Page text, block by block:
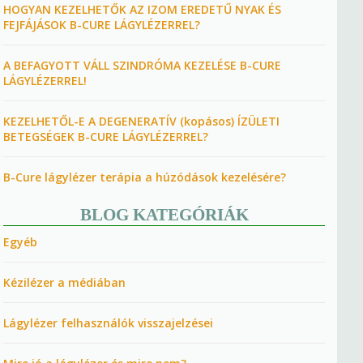
HOGYAN KEZELHETŐK AZ IZOM EREDETŰ NYAK ÉS
FEJFÁJÁSOK B-CURE LÁGYLÉZERREL?
A BEFAGYOTT VÁLL SZINDRÓMA KEZELÉSE B-CURE
LÁGYLÉZERREL!
KEZELHETŐL-E A DEGENERATÍV (kopásos) ÍZÜLETI
BETEGSÉGEK B-CURE LÁGYLÉZERREL?
B-Cure lágylézer terápia a húzódások kezelésére?
BLOG KATEGÓRIÁK
Egyéb
Kézilézer a médiában
Lágylézer felhasználók visszajelzései